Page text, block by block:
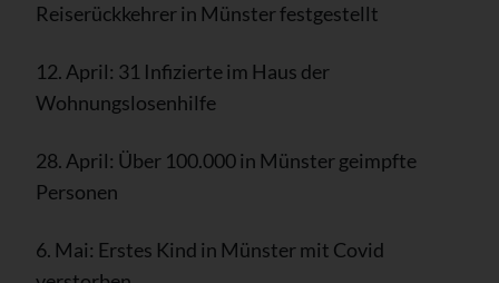
Reiserückkehrer in Münster festgestellt
12. April: 31 Infizierte im Haus der
Wohnungslosenhilfe
28. April: Über 100.000 in Münster geimpfte
Personen
6. Mai: Erstes Kind in Münster mit Covid